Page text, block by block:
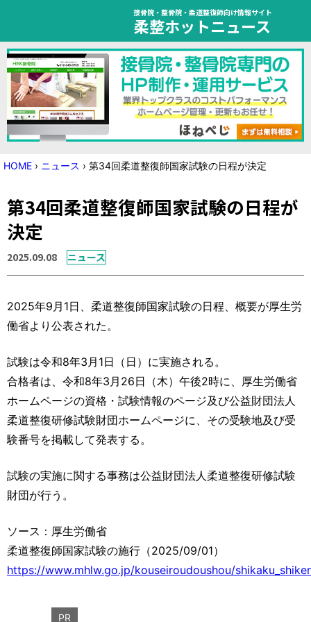
接骨院・整骨院・柔道整復師向け情報サイト
柔整ホットニュース
HOME
トピック
ニュース
学会・セミナー情報
運営元 お問い合わせ
HOME › ニュース › 第34回柔道整復師国家試験の日程が決定
第34回柔道整復師国家試験の日程が
決定
2025.09.08 ニュース
2025年9月1日、柔道整復師国家試験の日程、概要が厚生労
働省より公表された。
試験は令和8年3月1日（日）に実施される。
合格者は、令和8年3月26日（木）午後2時に、厚生労働省
ホームページの資格・試験情報のページ及び公益財団法人
柔道整復研修試験財団ホームページに、その受験地及び受
験番号を掲載して発表する。
試験の実施に関する事務は公益財団法人柔道整復研修試験
財団が行う。
ソース：厚生労働省
柔道整復師国家試験の施行（2025/09/01）
https://www.mhlw.go.jp/kouseiroudoushou/
PR